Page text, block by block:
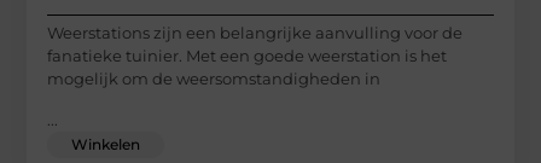
Weerstations zijn een belangrijke aanvulling voor de
fanatieke tuinier. Met een goede weerstation is het
mogelijk om de weersomstandigheden in
Winkelen